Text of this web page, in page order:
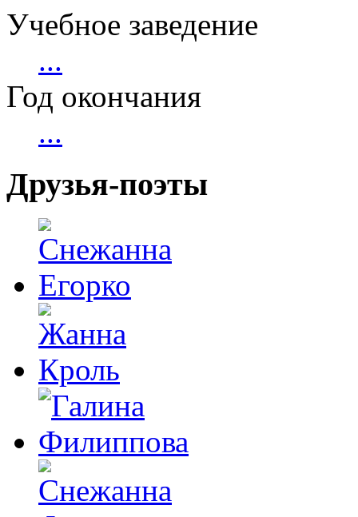
Учебное заведение
...
Год окончания
...
Друзья-поэты